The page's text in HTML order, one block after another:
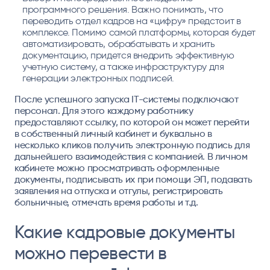
программного решения. Важно понимать, что
переводить отдел кадров на «цифру» предстоит в
комплексе. Помимо самой платформы, которая будет
автоматизировать, обрабатывать и хранить
документацию, придется внедрить эффективную
учетную систему, а также инфраструктуру для
генерации электронных подписей.
После успешного запуска IT-системы подключают
персонал. Для этого каждому работнику
предоставляют ссылку, по которой он может перейти
в собственный личный кабинет и буквально в
несколько кликов получить электронную подпись для
дальнейшего взаимодействия с компанией. В личном
кабинете можно просматривать оформленные
документы, подписывать их при помощи ЭП, подавать
заявления на отпуска и отгулы, регистрировать
больничные, отмечать время работы и т.д.
Какие кадровые документы
можно перевести в